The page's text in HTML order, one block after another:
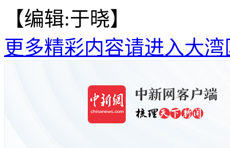
【编辑:于晓】
更多精彩内容请进入大湾